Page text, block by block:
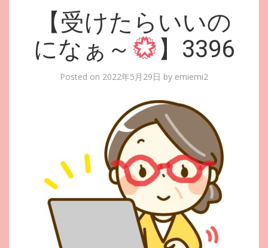
【受けたらいいの
になぁ～
】3396
Posted on 2022年5月29日 by emiemi2